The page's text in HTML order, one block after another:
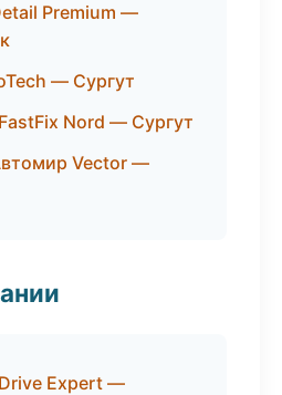
Premium —
— Сургут
Nord — Сургут
Vector —
Expert —